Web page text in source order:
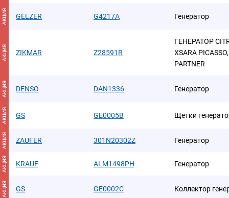
АКЦИЯ GELZER G4217A Генератор
АКЦИЯ ZIKMAR Z28591R
ГЕНЕРАТОР
XSARA
PARTNER
АКЦИЯ DENSO DAN1336 Генератор
АКЦИЯ GS GE0005B Щетки
АКЦИЯ ZAUFER 301N20302Z Генератор
АКЦИЯ KRAUF ALM1498PH Генератор
АКЦИЯ GS GE0002C Коллектор